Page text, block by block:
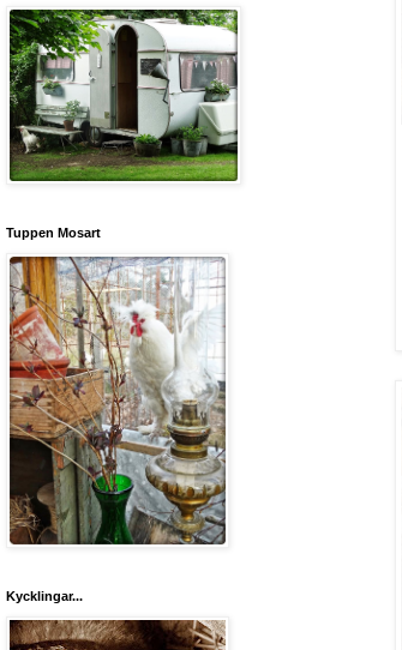
Tuppen Mosart
Kycklingar...